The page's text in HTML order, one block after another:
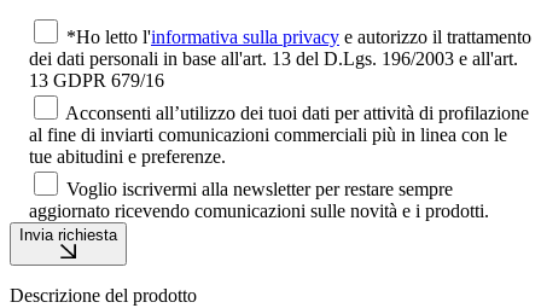
*Ho letto l'informativa sulla privacy e autorizzo il trattamento
dei dati personali in base all'art. 13 del D.Lgs. 196/2003 e all'art.
13 GDPR 679/16
Acconsenti all’utilizzo dei tuoi dati per attività di profilazione
al fine di inviarti comunicazioni commerciali più in linea con le
tue abitudini e preferenze.
Voglio iscrivermi alla newsletter per restare sempre
aggiornato ricevendo comunicazioni sulle novità e i prodotti.
Invia richiesta
Descrizione del prodotto